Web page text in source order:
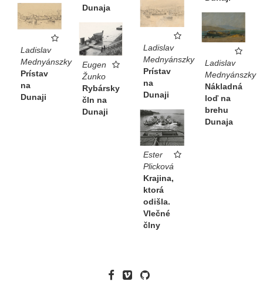
Dunaja
Ladislav
Mednyánszky
Prístav
na
Dunaji
Ladislav
Mednyánszky
Prístav
na
Dunaji
Ladislav
Mednyánszky
Nákladná
loď na
brehu
Dunaja
Eugen
Žunko
Rybársky
čln na
Dunaji
Ester
Plicková
Krajina,
ktorá
odišla.
Vlečné
člny